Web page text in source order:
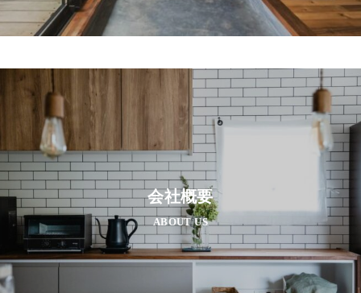
会社概要
ABOUT US